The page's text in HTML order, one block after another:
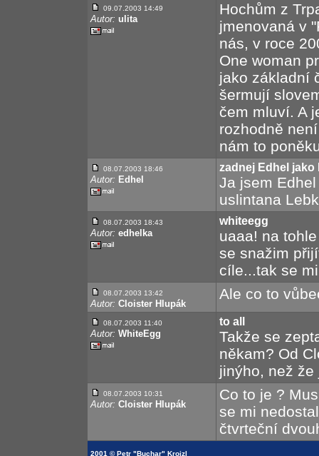
09.07.2003 14:49
Autor: ulita
Hochům z
jmenovaná v
nás, v roce
One woman
jako základní
šermují
čem mluví. A
rozhodně
nám to
08.07.2003 18:46
Autor: Edhel
zadnej Edhel jako
Ja jsem
uslintana
08.07.2003 18:43
Autor: edhelka
whiteegg
uaaa! na
se snažim
cíle...tak se
08.07.2003 13:42
Autor: Cloister Hlupák
Ale co to
08.07.2003 11:40
Autor: WhiteEgg
to all
Takže se
někam? Od
jinýho, než že
08.07.2003 10:31
Autor: Cloister Hlupák
Co to je ?
se mi
čtvrteční
2001 © Petr "Buchar" Krojzl